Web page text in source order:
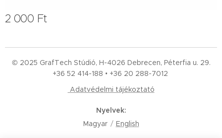
2 000 Ft
© 2025 GrafTech Stúdió, H-4026 Debrecen, Péterfia u. 29.
+36 52 414-188 • +36 20 288-7012
Adatvédelmi tájékoztató
Nyelvek
Magyar
English